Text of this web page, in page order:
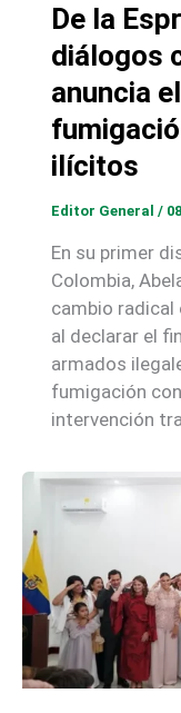
De la
diálogos
anuncia
ilícitos
Editor General /
En su primer
Colombia,
cambio radical
al declarar el
armados
fumigación
intervención